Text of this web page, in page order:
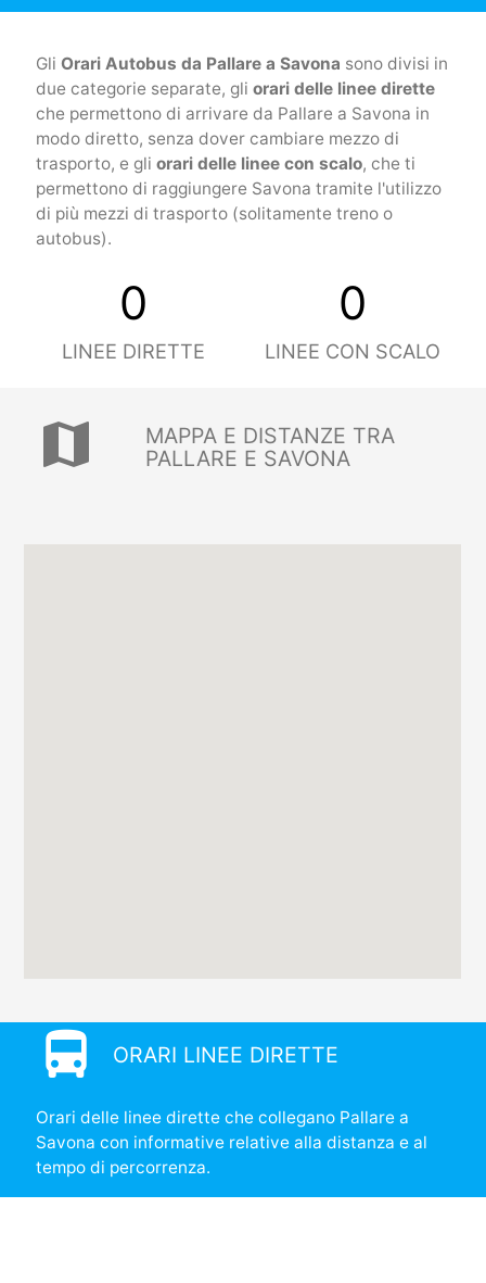
Gli Orari Autobus da Pallare a Savona sono divisi in
due categorie separate, gli orari delle linee dirette
che permettono di arrivare da Pallare a Savona in
modo diretto, senza dover cambiare mezzo di
trasporto, e gli orari delle linee con scalo, che ti
permettono di raggiungere Savona tramite l'utilizzo
di più mezzi di trasporto (solitamente treno o
autobus).
0
LINEE DIRETTE
0
LINEE CON SCALO
map
MAPPA E DISTANZE TRA
PALLARE E SAVONA
directions_bus ORARI LINEE DIRETTE
Orari delle linee dirette che collegano Pallare a
Savona con informative relative alla distanza e al
tempo di percorrenza.